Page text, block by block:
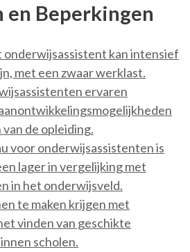
en Beperkingen
onderwijsassistent kan intensief
met een zwaar werklast.
ervaren
de opleiding.
voor onderwijsassistenten is
lager in vergelijking met
in het onderwijsveld.
te maken krijgen met
vinden van geschikte
scholen.